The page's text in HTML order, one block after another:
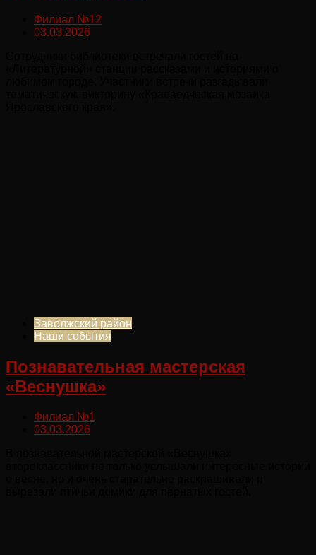
Филиал №12
03.03.2026
Заволжский район
Наши события
Познавательная мастерская
«Веснушка»
Филиал №1
03.03.2026